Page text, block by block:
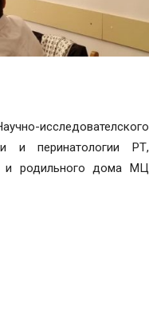
исследователского
и перинатологии РТ,
и родильного дома МЦ